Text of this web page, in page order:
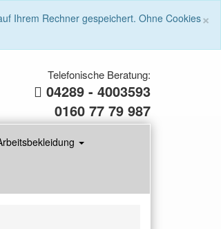
×
Ihrem Rechner gespeichert. Ohne Cookies
Telefonische Beratung:
04289 - 4003593
0160 77 79 987